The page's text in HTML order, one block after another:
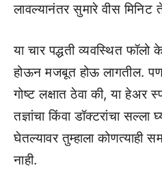
लावल्यानंतर सुमारे वीस मिनिट
या चार पद्धती व्यवस्थित
होऊन मजबूत होऊ लागतील.
गोष्ट लक्षात ठेवा की, या हेअर
तज्ञांचा किंवा डॉक्टरांचा सल्ला
घेतल्यावर तुम्हाला कोणत्याही
नाही.